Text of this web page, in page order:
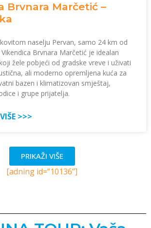
Brvnara Marčetić –
naselju Pervan, samo 24 km od
Brvnara Marčetić je idealan
žele pobjeći od gradske vreve i uživati
ali moderno opremljena kuća za
bazen i klimatizovan smještaj,
i grupe prijatelja.
>>>
PRIKAŽI VIŠE
[adning id=”10136”]